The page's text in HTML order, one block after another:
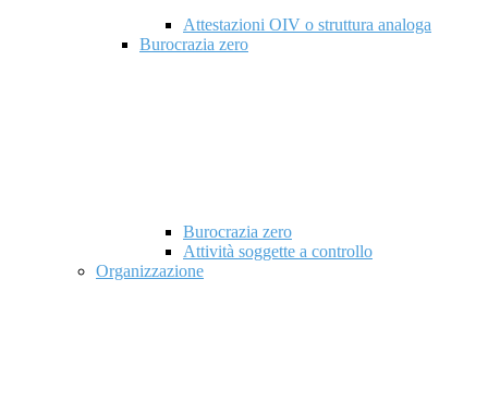
Attestazioni OIV o struttura analoga
Burocrazia zero
Burocrazia zero
Attività soggette a controllo
Organizzazione